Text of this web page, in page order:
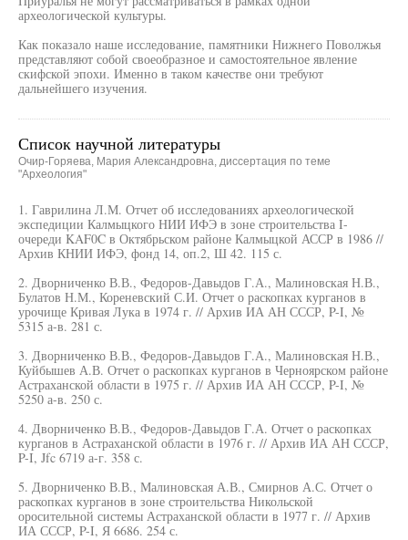
археологической культуры.
Как показало наше исследование, памятники Нижнего Поволжья
представляют собой своеобразное и самостоятельное явление
скифской эпохи. Именно в таком качестве они требуют
дальнейшего изучения.
Список научной литературы
Очир-Горяева, Мария Александровна, диссертация по теме
"Археология"
1. Гаврилина Л.М. Отчет об исследованиях археологической
экспедиции Калмыцкого НИИ ИФЭ в зоне строительства I-
очереди KAF0C в Октябрьском районе Калмыцкой АССР в 1986 //
Архив КНИИ ИФЭ, фонд 14, оп.2, Ш 42. 115 с.
2. Дворниченко В.В., Федоров-Давыдов Г.А., Малиновская Н.В.,
Булатов Н.М., Кореневский С.И. Отчет о раскопках курганов в
урочище Кривая Лука в 1974 г. // Архив ИА АН СССР, P-I, №
5315 а-в. 281 с.
3. Дворниченко В.В., Федоров-Давыдов Г.А., Малиновская Н.В.,
Куйбышев А.В. Отчет о раскопках курганов в Черноярском районе
Астраханской области в 1975 г. // Архив ИА АН СССР, P-I, №
5250 а-в. 250 с.
4. Дворниченко В.В., Федоров-Давыдов Г.А. Отчет о раскопках
курганов в Астраханской области в 1976 г. // Архив ИА АН СССР,
P-I, Jfc 6719 а-г. 358 с.
5. Дворниченко В.В., Малиновская А.В., Смирнов А.С. Отчет о
раскопках курганов в зоне строительства Никольской
оросительной системы Астраханской области в 1977 г. // Архив
ИА СССР, P-I, Я 6686. 254 с.